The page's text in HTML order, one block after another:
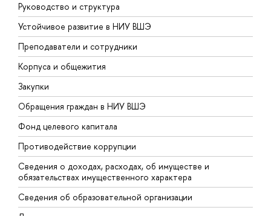
Руководство и структура
Устойчивое развитие в НИУ ВШЭ
Преподаватели и сотрудники
Корпуса и общежития
Закупки
Обращения граждан в НИУ ВШЭ
Фонд целевого капитала
Противодействие коррупции
Сведения о доходах, расходах, об имуществе и
обязательствах имущественного характера
Сведения об образовательной организации